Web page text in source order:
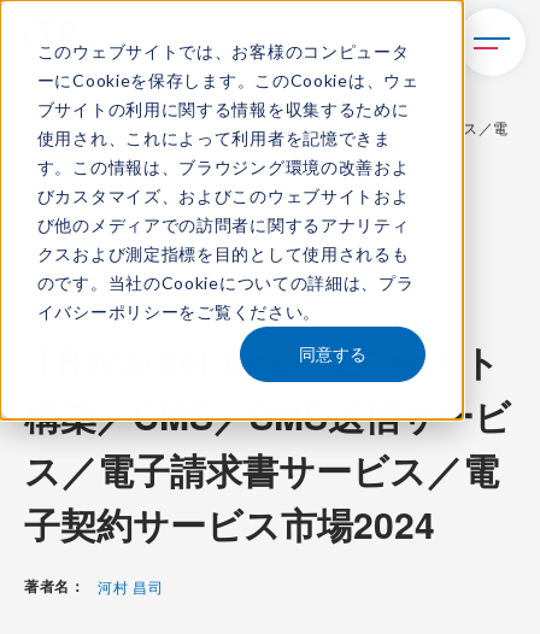
このウェブサイトでは、お客様のコンピュータ
ーにCookieを保存します。このCookieは、ウェ
ブサイトの利用に関する情報を収集するために
使用され、これによって利用者を記憶できま
す。この情報は、ブラウジング環境の改善およ
びカスタマイズ、およびこのウェブサイトおよ
び他のメディアでの訪問者に関するアナリティ
クスおよび測定指標を目的として使用されるも
のです。当社のCookieについての詳細は、 プラ
イバシーポリシーをご覧ください。
同意する
TOP
レポート・ライブラリ
ITR Market View：ECサイト構築／CMS／SMS送信サービス／電
子請求書サービス／電子契約サービス市場2024
ITR Market View
コンテンツ番号：M-24001700発刊日：2024年8月27日
ITR Market View：ECサイト
構築／CMS／SMS送信サービ
ス／電子請求書サービス／電
子契約サービス市場2024
著者名： 河村 昌司